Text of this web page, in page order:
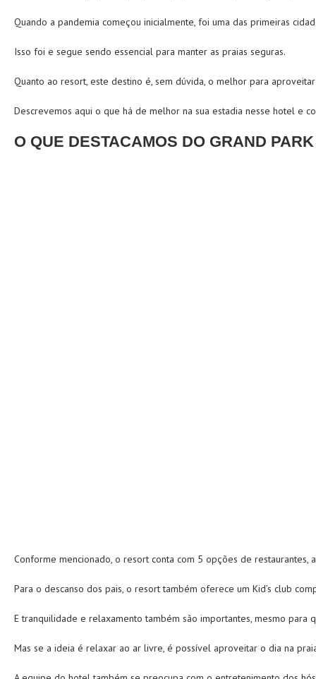
Quando a pandemia começou inicialmente, foi uma das primeiras
Isso foi e segue sendo essencial para manter as praias seguras.
Quanto ao resort, este destino é, sem dúvida, o melhor para
Descrevemos aqui o que há de melhor na sua estadia nesse hotel e
O QUE DESTACAMOS DO GRAND
Conforme mencionado, o resort conta com 5 opções de
Para o descanso dos pais, o resort também oferece um Kid’s club
E tranquilidade e relaxamento também são importantes, mesmo para
Mas se a ideia é relaxar ao ar livre, é possível aproveitar o dia na